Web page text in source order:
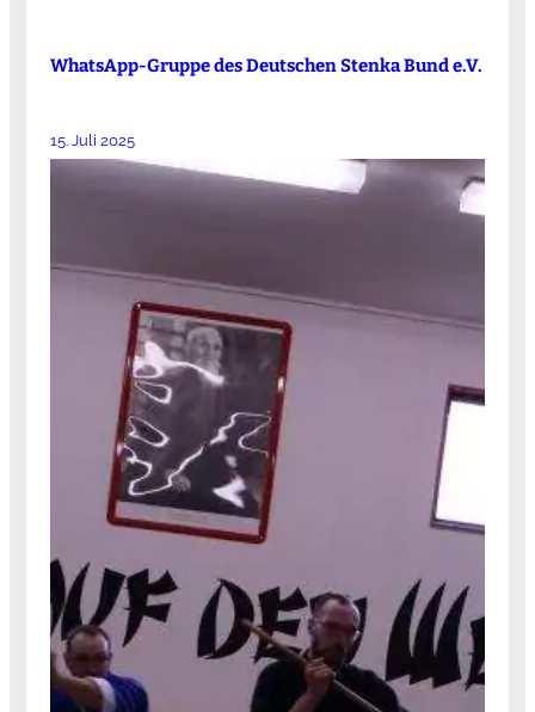
WhatsApp-Gruppe des Deutschen Stenka Bund e.V.
15. Juli 2025